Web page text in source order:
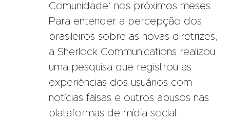
Comunidade’ nos próximos meses.
Para entender a percepção dos
brasileiros sobre as novas diretrizes,
a Sherlock Communications realizou
uma pesquisa que registrou as
experiências dos usuários com
notícias falsas e outros abusos nas
plataformas de mídia social.